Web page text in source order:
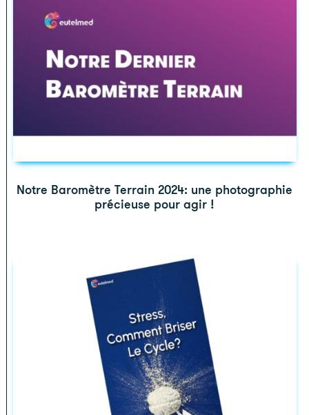
Notre Baromètre Terrain 2024: une photographie
précieuse pour agir !